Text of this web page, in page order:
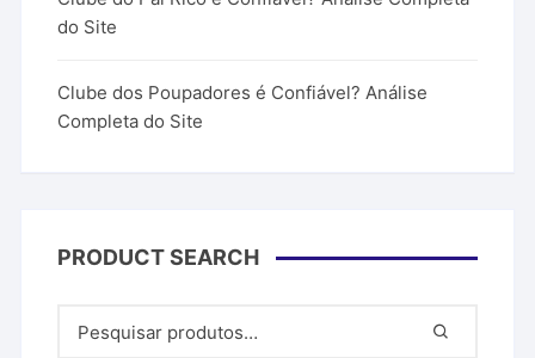
do Site
Clube dos Poupadores é Confiável? Análise
Completa do Site
PRODUCT SEARCH